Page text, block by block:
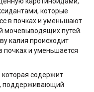
которые
в почках и уменьшают
мочевыводящих путей.
калия происходит
почках и уменьшается
которая содержит
поддерживающий